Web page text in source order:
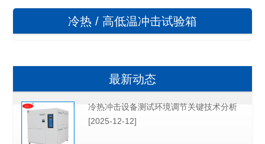
冷热 / 高低温冲击试验箱
最新动态
冷热冲击设备测试环境调节关键技术分析
[2025-12-12]